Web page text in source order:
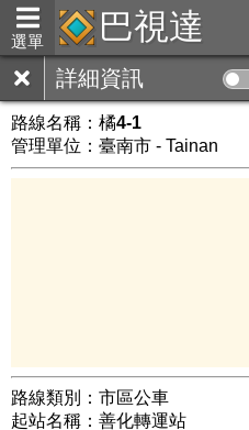
選單 巴視達
詳細資訊
路線名稱： 橘4-1
管理單位：臺南市 - Tainan
路線類別：市區公車
起站名稱：善化轉運站